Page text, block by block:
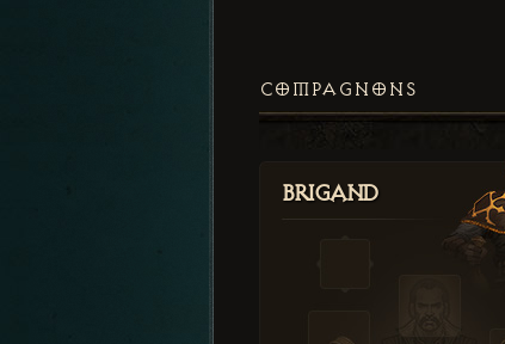
COMPAGNONS
Brigand